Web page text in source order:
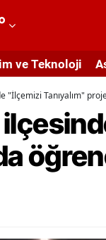
ve Teknoloji
"İlçemizi Tanıyalım"